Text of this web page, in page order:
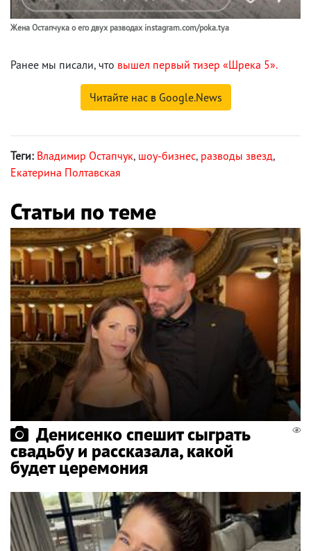
Жена Остапчука о его двух разводах instagram.com/poka.tya
Ранее мы писали, что вышел первый тизер «Шрека 5».
Читайте нас в Google.News
Теги: Владимир Остапчук, шоу-бизнес, разводы звезд,
Екатерина Полтавская
Статьи по теме
Денисенко спешит сыграть
свадьбу и рассказала, какой
будет церемония